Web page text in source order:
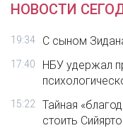
НОВОСТИ
19:34 С сыном
17:40
НБУ удержал
15:22
Тайная
стоить